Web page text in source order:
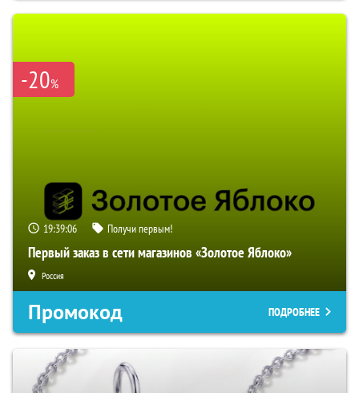
-20%
19:39:05 Получи первым!
Первый заказ в сети магазинов «Золотое Яблоко»
Россия
Промокод ПОДРОБНЕЕ